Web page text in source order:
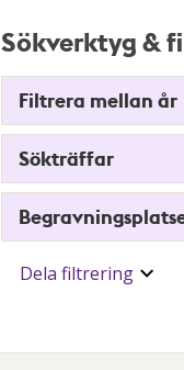
Sökverktyg &
Filtrera mellan år
Sökträffar
Dela filtrering